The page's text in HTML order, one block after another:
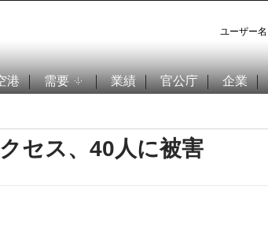
ユーザー名
港 需要 業績 官公庁 企業
セス、40人に被害